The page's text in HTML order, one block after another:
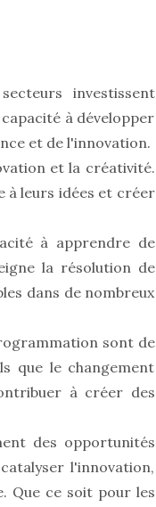
investissent
à développer
et de l'innovation.
et la créativité.
à leurs idées et créer
à apprendre de
la résolution de
dans de nombreux
sont de
que le changement
à créer des
des opportunités
l'innovation,
Que ce soit pour les